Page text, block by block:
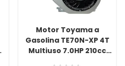
Motor Toyama a
Gasolina TE70N-XP 4T
Multiuso 7.0HP 210cc